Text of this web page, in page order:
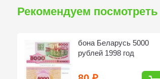
Рекомендуем посмотреть
бона Беларусь 5000
рублей 1998 год